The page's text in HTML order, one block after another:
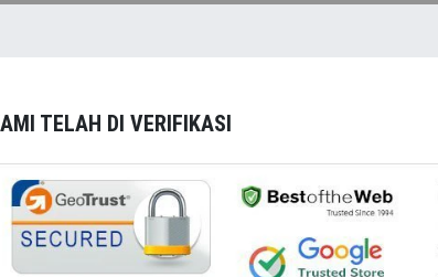
TELAH DI VERIFIKASI